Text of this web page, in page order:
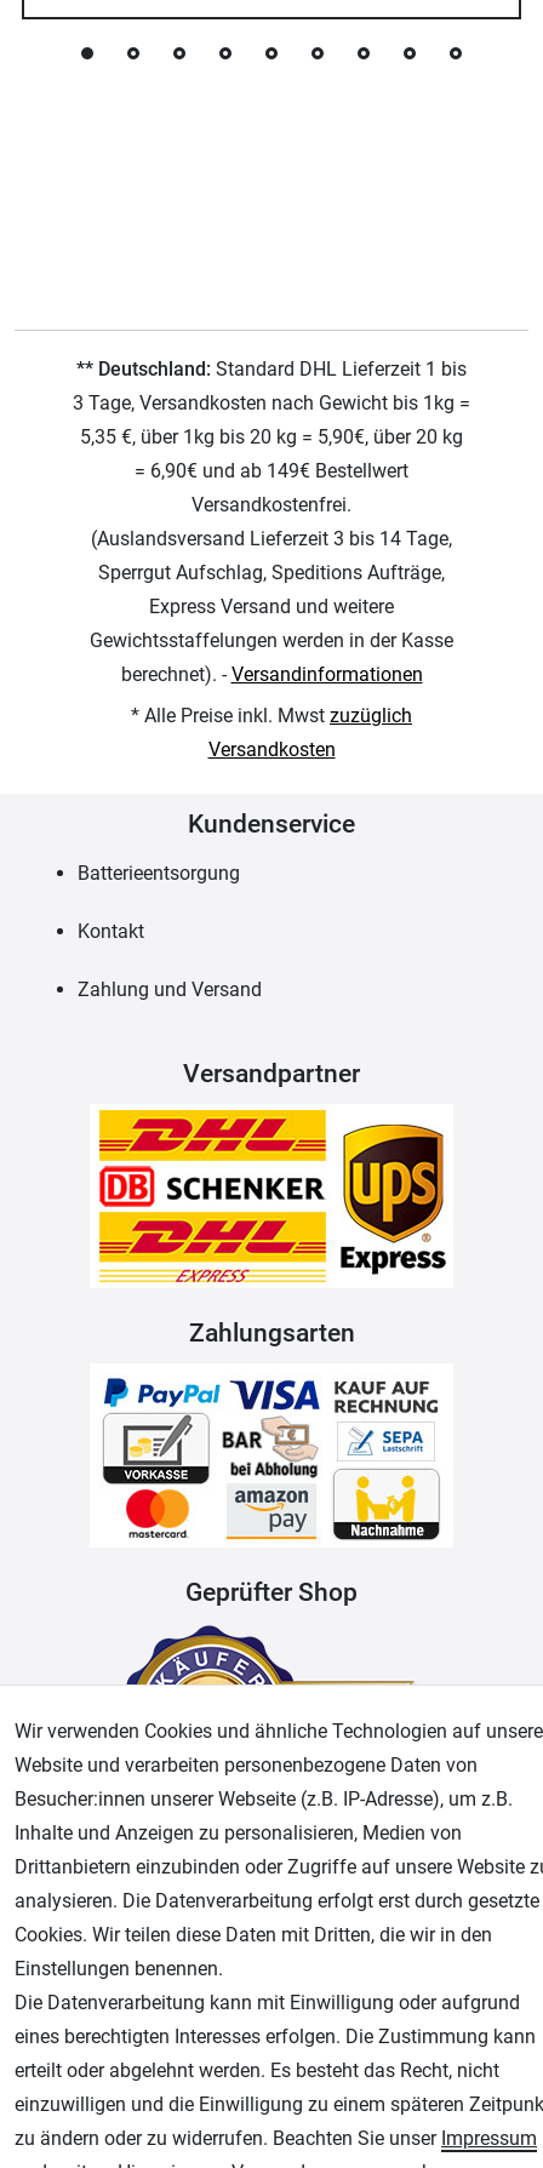
** Deutschland: Standard DHL Lieferzeit 1 bis
3 Tage, Versandkosten nach Gewicht bis 1kg =
5,35 €, über 1kg bis 20 kg = 5,90€, über 20 kg
= 6,90€ und ab 149€ Bestellwert
Versandkostenfrei.
(Auslandsversand Lieferzeit 3 bis 14 Tage,
Sperrgut Aufschlag, Speditions Aufträge,
Express Versand und weitere
Gewichtsstaffelungen werden in der Kasse
berechnet). -Versandinformationen
* Alle Preise inkl. Mwst zuzüglich
Versandkosten
Kundenservice
Batterieentsorgung
Kontakt
Zahlung und Versand
Versandpartner
Zahlungsarten
Geprüfter Shop
AGB Widerrufsrecht Datenschutz Impressum
Unsere weiteren Shops:
Airbrush-City
Fachhandel für: Airbrushpistolen, Kompressoren, Airbrushfarben
Modellbau-City
Modellbau Shop
Plotter-City
Schneideplotter, Transferpressen, Siebdruck und Plotterfolien
Wir verwenden Cookies und ähnliche Technologien auf
Website und verarbeiten personenbezogene Daten von
Besucher:innen unserer Webseite (z.B. IP-Adresse), um z.B.
Inhalte und Anzeigen zu personalisieren, Medien von
Drittanbietern einzubinden oder Zugriffe auf unsere Website
analysieren. Die Datenverarbeitung erfolgt erst durch gesetzte
Cookies. Wir teilen diese Daten mit Dritten, die wir in den
Einstellungen benennen.
Die Datenverarbeitung kann mit Einwilligung oder aufgrund
eines berechtigten Interesses erfolgen. Die Zustimmung kann
erteilt oder abgelehnt werden. Es besteht das Recht, nicht
einzuwilligen und die Einwilligung zu einem späteren
zu ändern oder zu widerrufen. Beachten Sie unser Impressum